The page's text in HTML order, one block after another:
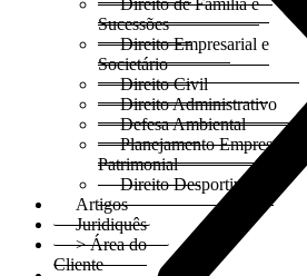
Direito de Família e
Sucessões
Direito Empresarial e
Societário
Direito Civil
Direito Administrativo
Defesa Ambiental
Planejamento Empresarial e
Patrimonial
Direito Desportivo
Artigos
Juridiquês
> Área do
Cliente